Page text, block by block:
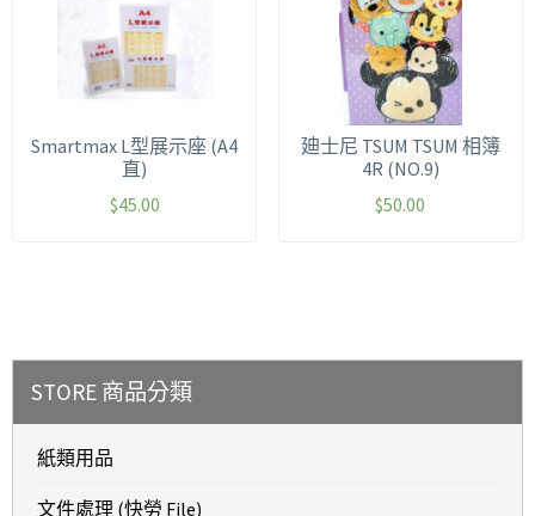
Smartmax L型展示座 (A4
直)
$45.00
廸士尼 TSUM TSUM 相簿
4R (NO.9)
$50.00
STORE 商品分類
紙類用品
文件處理 (快勞 File)